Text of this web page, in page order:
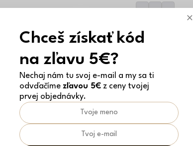
Darček na
nákup zadarmo
________
×
Chceš získať kód
na zľavu 5€?
Nechaj nám tu svoj e-mail a my sa ti
odvďačíme zľavou 5€ z ceny tvojej
prvej objednávky.